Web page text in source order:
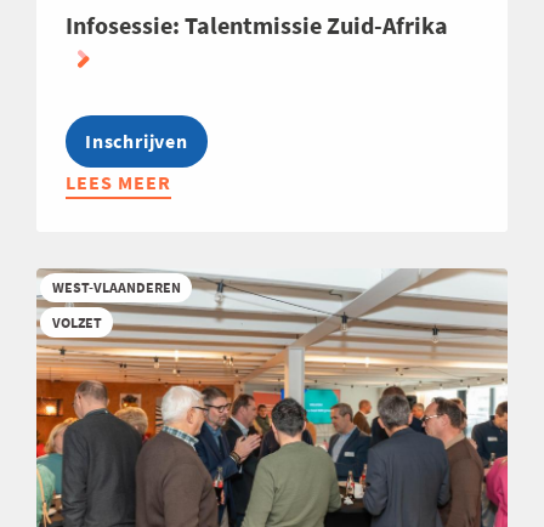
Infosessie: Talentmissie Zuid-Afrika
Inschrijven
LEES MEER
ABOUT
ZUID-
AFRIKA
WEST-VLAANDEREN
VOLZET